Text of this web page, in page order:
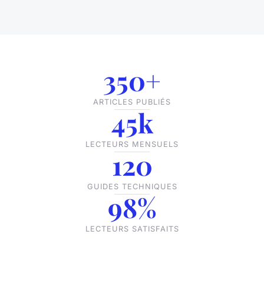
350+
ARTICLES PUBLIÉS
45k
LECTEURS MENSUELS
120
GUIDES TECHNIQUES
98%
LECTEURS SATISFAITS